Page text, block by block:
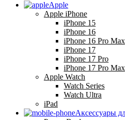
Apple
Apple iPhone
iPhone 15
iPhone 16
iPhone 16 Pro Max
iPhone 17
iPhone 17 Pro
iPhone 17 Pro Max
Apple Watch
Watch Series
Watch Ultra
iPad
Аксессуары